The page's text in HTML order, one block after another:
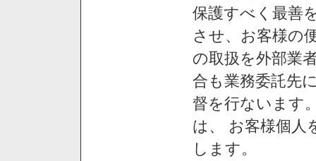
保護すべく最善
させ、お客様の
の取扱を外部業
合も業務委託先
督を行ないます
は、 お客様個人
します。